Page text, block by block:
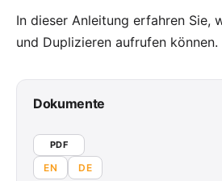
In dieser Anleitung erfahren Sie,
und Duplizieren aufrufen können.
Dokumente
PDF
EN DE